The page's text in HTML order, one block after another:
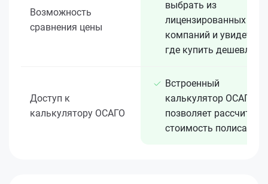
Возможность
сравнения цены
выбрать из
лицензированных 15+
компаний и увидеть,
где купить дешевле
Доступ к
калькулятору ОСАГО
Встроенный
калькулятор ОСАГО
позволяет рассчитать
стоимость полиса